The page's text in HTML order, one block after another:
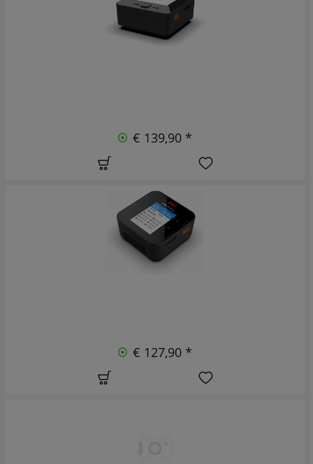
€ 139,90 *
€ 127,90 *